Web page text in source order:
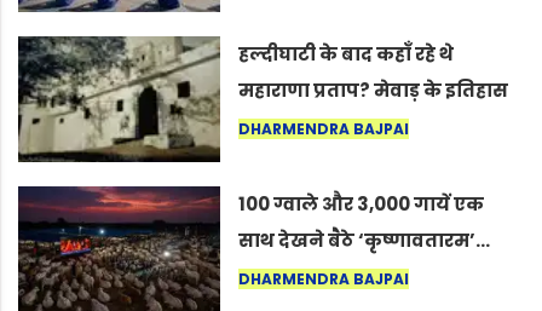
हल्दीघाटी के बाद कहाँ रहे थे
महाराणा प्रताप? मेवाड़ के इतिहास
का वह अनकहा अध्याय जो आज भी
DHARMENDRA BAJPAI
100 ग्वाले और 3,000 गायें एक
साथ देखने बैठे ‘कृष्णावतारम’…
नागपुर में दिखा ऐसा नज़ारा कि
DHARMENDRA BAJPAI